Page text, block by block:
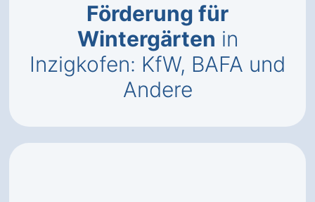
Förderung für
Wintergärten in
Inzigkofen: KfW, BAFA und
Andere